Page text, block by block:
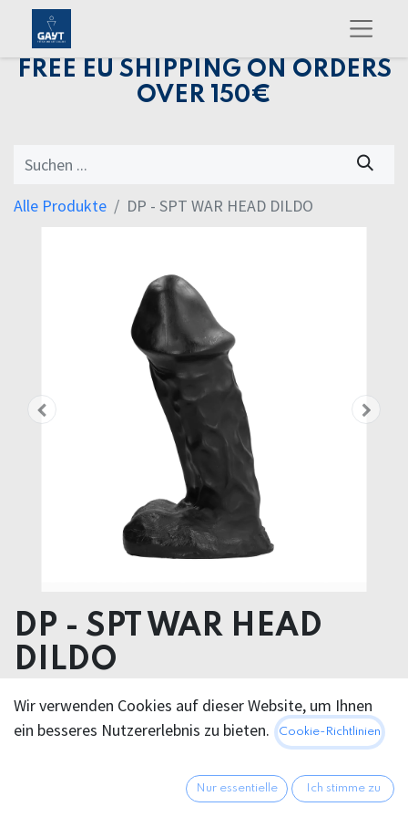
FREE EU SHIPPING ON ORDERS
OVER 150€
Alle Produkte DP - SPT WAR HEAD DILDO
DP - SPT WAR HEAD
DILDO
Product dimensions 9.00 x 33.00 x 9.00 cm
Product weight 2310.00 grams
Alle Preise inkl. MwSt.zzgl.
Wir verwenden Cookies auf dieser Website, um Ihnen
ein besseres Nutzererlebnis zu bieten.
Cookie-Richtlinien
Nur essentielle Ich stimme zu